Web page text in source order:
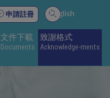
English
申請註冊
文件下載
Documents
致謝格式
Acknowledge-ments